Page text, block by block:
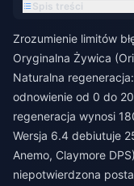
Spis treści
Zrozumienie limitów
Oryginalna Żywica
Naturalna
odnowienie od 0 do
regeneracja wynosi
Wersja 6.4 debiutuje
Anemo, Claymore
niepotwierdzona